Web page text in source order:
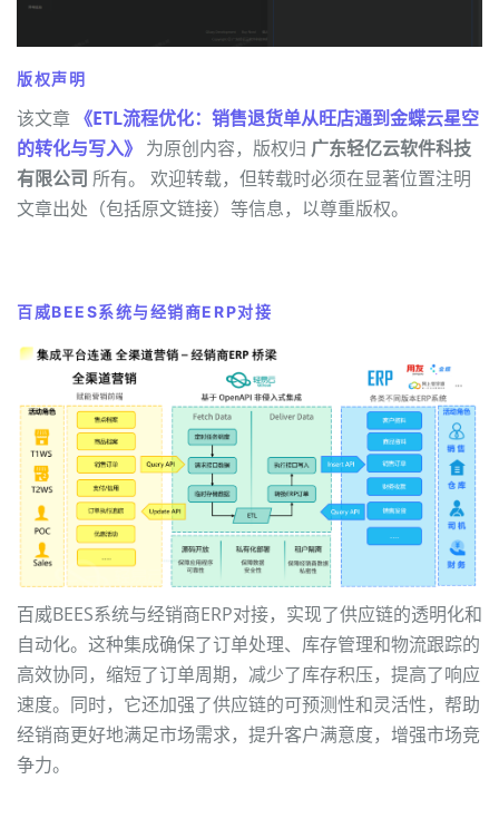
版权声明
该文章 《ETL流程优化：销售退货单从旺店通到金蝶云星空
的转化与写入》 为原创内容，版权归 广东轻亿云软件科技
有限公司 所有。 欢迎转载，但转载时必须在显著位置注明
文章出处（包括原文链接）等信息，以尊重版权。
百威BEES系统与经销商ERP对接
百威BEES系统与经销商ERP对接，实现了供应链的透明化和
自动化。这种集成确保了订单处理、库存管理和物流跟踪的
高效协同，缩短了订单周期，减少了库存积压，提高了响应
速度。同时，它还加强了供应链的可预测性和灵活性，帮助
经销商更好地满足市场需求，提升客户满意度，增强市场竞
争力。